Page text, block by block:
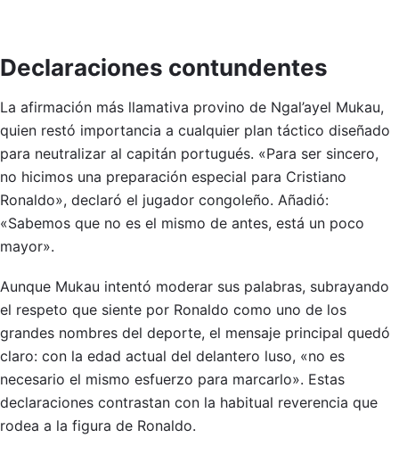
Declaraciones contundentes
La afirmación más llamativa provino de Ngal’ayel Mukau,
quien restó importancia a cualquier plan táctico diseñado
para neutralizar al capitán portugués. «Para ser sincero,
no hicimos una preparación especial para Cristiano
Ronaldo», declaró el jugador congoleño. Añadió:
«Sabemos que no es el mismo de antes, está un poco
mayor».
Aunque Mukau intentó moderar sus palabras, subrayando
el respeto que siente por Ronaldo como uno de los
grandes nombres del deporte, el mensaje principal quedó
claro: con la edad actual del delantero luso, «no es
necesario el mismo esfuerzo para marcarlo». Estas
declaraciones contrastan con la habitual reverencia que
rodea a la figura de Ronaldo.